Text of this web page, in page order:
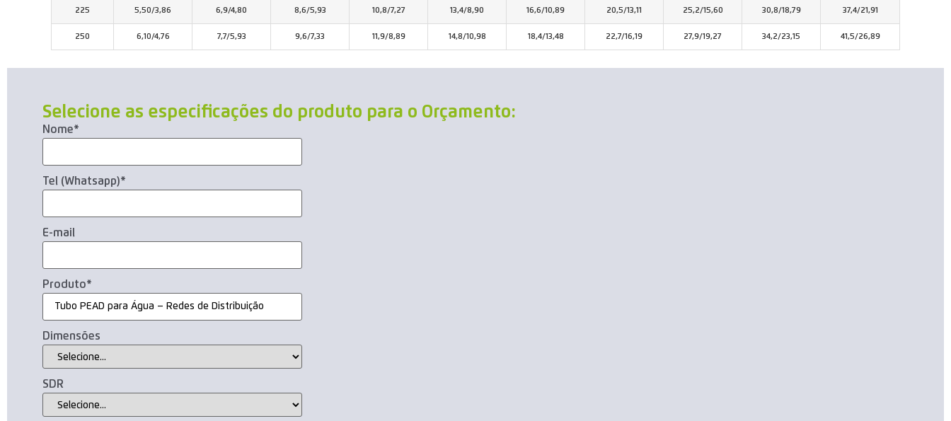
225 5,50/3,86 6,9/4,80 8,6/5,93 10,8/7,27 13,4/8,90 16,6/10,89 20,5/13,11 25,2/15,60 30,8/18,79 37,4/21,91
250 6,10/4,76 7,7/5,93 9,6/7,33 11,9/8,89 14,8/10,98 18,4/13,48 22,7/16,19 27,9/19,27 34,2/23,15 41,5/26,89
Selecione as especificações do produto para o Orçamento:
Nome*
Tel (Whatsapp)*
E-mail
Produto*
Dimensões
SDR